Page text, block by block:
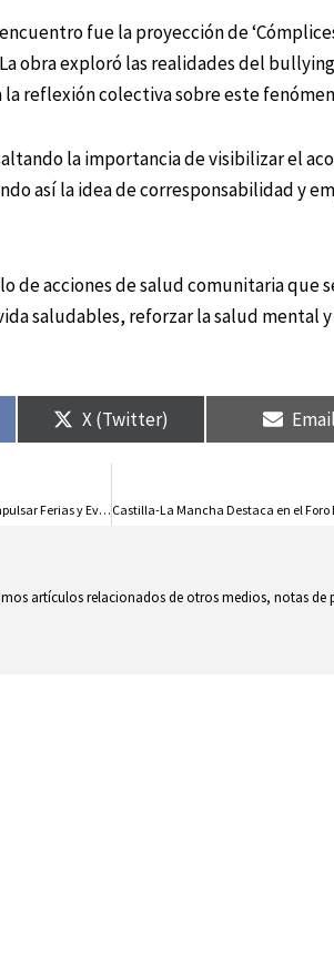
fue la proyección de
obra exploró las realidades del
reflexión colectiva sobre este
la importancia de visibilizar el
así la idea de corresponsabilidad y
de acciones de salud comunitaria que
saludables, reforzar la salud mental
X (Twitter) Email
CEPYME Considera al IFEDI como Clave Estratégica para Impulsar Ferias y Eventos en Ciudad Real
artículos relacionados de otros medios, notas de